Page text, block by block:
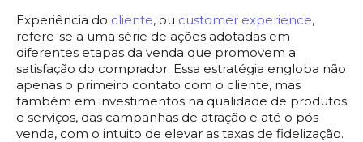
Experiência do cliente, ou customer experience,
refere-se a uma série de ações adotadas em
diferentes etapas da venda que promovem a
satisfação do comprador. Essa estratégia engloba não
apenas o primeiro contato com o cliente, mas
também em investimentos na qualidade de produtos
e serviços, das campanhas de atração e até o pós-
venda, com o intuito de elevar as taxas de fidelização.